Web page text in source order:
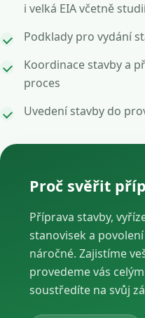
i velká EIA včetně
Podklady pro vydání
Koordinace stavby a
proces
Uvedení stavby do
Proč svěřit
Příprava stavby,
stanovisek a
náročné. Zajistíme
provedeme vás
soustředíte na svůj